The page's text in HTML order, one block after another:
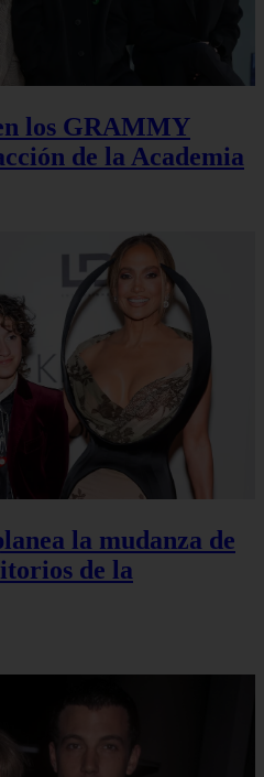
los GRAMMY
de la Academia
la mudanza de
de la